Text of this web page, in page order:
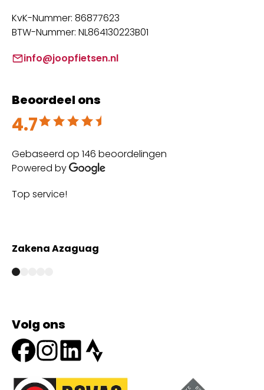
KvK-Nummer: 86877623
BTW-Nummer: NL864130223B01
info@joopfietsen.nl
Beoordeel ons
4.7
Beoordeeld met 4.7 uit 5
Gebaseerd op 146 beoordelingen
Powered by
The best customer service and great experience
Anmar Marjan
Volg ons
Onze partners